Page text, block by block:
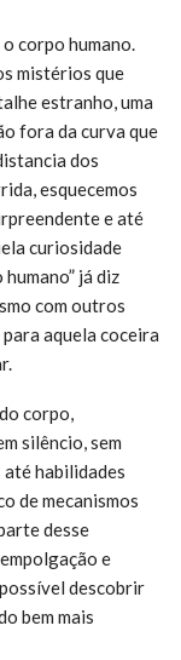
corpo humano.
mistérios que
estranho, uma
fora da curva que
dos
esquecemos
e até
curiosidade
já diz
com outros
aquela coceira
corpo,
silêncio, sem
habilidades
de mecanismos
desse
e
descobrir
bem mais